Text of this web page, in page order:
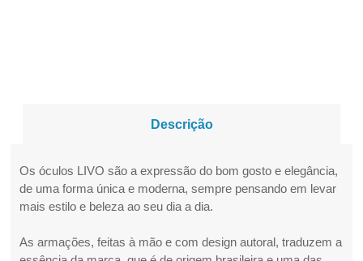
Descrição
Os óculos LIVO são a expressão do bom gosto e elegância,
de uma forma única e moderna, sempre pensando em levar
mais estilo e beleza ao seu dia a dia.
As armações, feitas à mão e com design autoral, traduzem a